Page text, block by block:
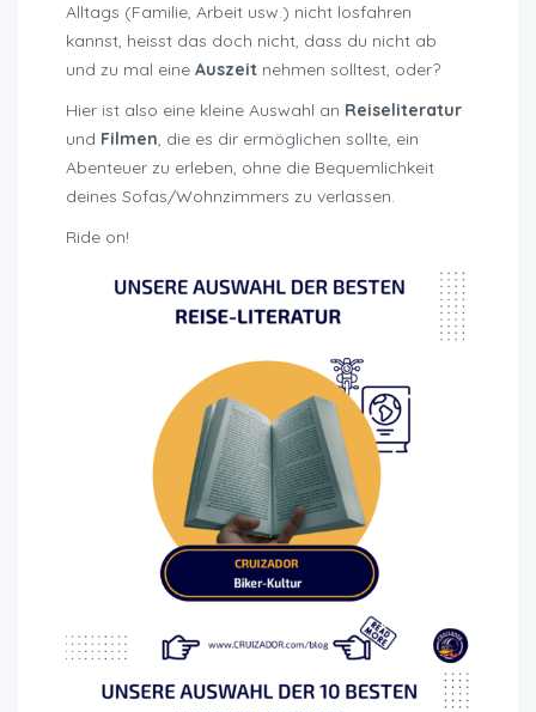
Alltags (Familie, Arbeit usw.) nicht losfahren
kannst, heisst das doch nicht, dass du nicht ab
und zu mal eine Auszeit nehmen solltest, oder?
Hier ist also eine kleine Auswahl an Reiseliteratur
und Filmen, die es dir ermöglichen sollte, ein
Abenteuer zu erleben, ohne die Bequemlichkeit
deines Sofas/Wohnzimmers zu verlassen.
Ride on!